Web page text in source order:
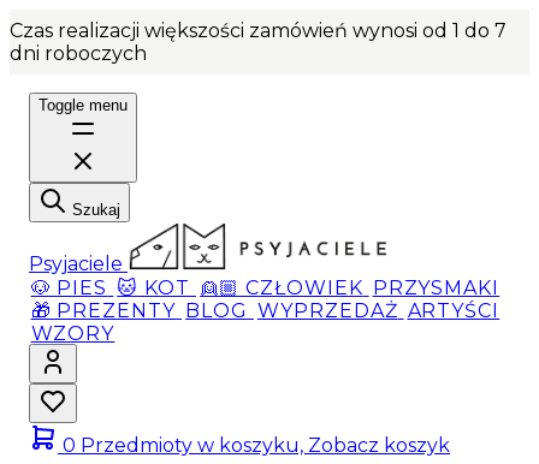
Czas realizacji większości zamówień wynosi od 1 do 7
dni roboczych
Toggle menu
Szukaj
Psyjaciele
🐶 PIES 🐱 KOT 👱🏼 CZŁOWIEK PRZYSMAKI
🎁 PREZENTY BLOG WYPRZEDAŻ ARTYŚCI
WZORY
0 Przedmioty w koszyku, Zobacz koszyk